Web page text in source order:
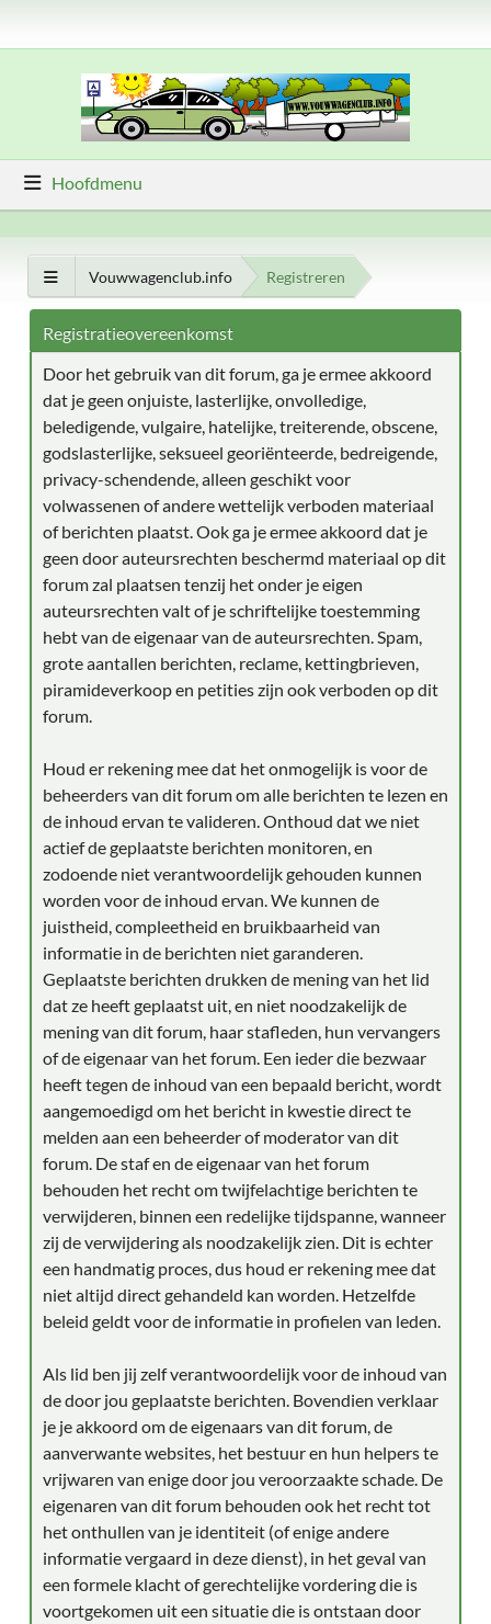
Hoofdmenu
Vouwwagenclub.info Registreren
Registratieovereenkomst
Door het gebruik van dit forum, ga je ermee akkoord
dat je geen onjuiste, lasterlijke, onvolledige,
beledigende, vulgaire, hatelijke, treiterende, obscene,
godslasterlijke, seksueel georiënteerde, bedreigende,
privacy-schendende, alleen geschikt voor
volwassenen of andere wettelijk verboden materiaal
of berichten plaatst. Ook ga je ermee akkoord dat je
geen door auteursrechten beschermd materiaal op dit
forum zal plaatsen tenzij het onder je eigen
auteursrechten valt of je schriftelijke toestemming
hebt van de eigenaar van de auteursrechten. Spam,
grote aantallen berichten, reclame, kettingbrieven,
piramideverkoop en petities zijn ook verboden op dit
forum.
Houd er rekening mee dat het onmogelijk is voor de
beheerders van dit forum om alle berichten te lezen en
de inhoud ervan te valideren. Onthoud dat we niet
actief de geplaatste berichten monitoren, en
zodoende niet verantwoordelijk gehouden kunnen
worden voor de inhoud ervan. We kunnen de
juistheid, compleetheid en bruikbaarheid van
informatie in de berichten niet garanderen.
Geplaatste berichten drukken de mening van het lid
dat ze heeft geplaatst uit, en niet noodzakelijk de
mening van dit forum, haar stafleden, hun vervangers
of de eigenaar van het forum. Een ieder die bezwaar
heeft tegen de inhoud van een bepaald bericht, wordt
aangemoedigd om het bericht in kwestie direct te
melden aan een beheerder of moderator van dit
forum. De staf en de eigenaar van het forum
behouden het recht om twijfelachtige berichten te
verwijderen, binnen een redelijke tijdspanne, wanneer
zij de verwijdering als noodzakelijk zien. Dit is echter
een handmatig proces, dus houd er rekening mee dat
niet altijd direct gehandeld kan worden. Hetzelfde
beleid geldt voor de informatie in profielen van leden.
Als lid ben jij zelf verantwoordelijk voor de inhoud van
de door jou geplaatste berichten. Bovendien verklaar
je je akkoord om de eigenaars van dit forum, de
aanverwante websites, het bestuur en hun helpers te
vrijwaren van enige door jou veroorzaakte schade. De
eigenaren van dit forum behouden ook het recht tot
het onthullen van je identiteit (of enige andere
informatie vergaard in deze dienst), in het geval van
een formele klacht of gerechtelijke vordering die is
voortgekomen uit een situatie die is ontstaan door